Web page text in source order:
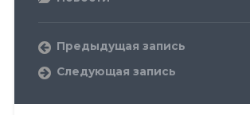
Предыдущая запись
Следующая запись